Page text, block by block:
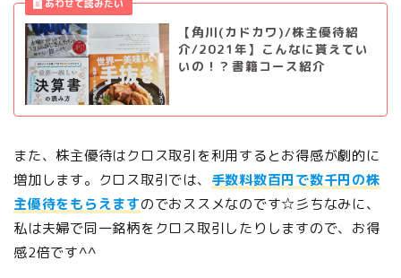
【角川(カドカワ)/株主優待紹
介/2021年】こんなに貰えてい
いの！？書籍コース紹介
また、株主優待はクロス取引を利用するとお得感が劇的に
増加します。クロス取引では、 手数料数百円で数千円の株
主優待をもらえますのでおススメなのです☆彡ちなみに、
私は夫婦で同一銘柄をクロス取引したりしますので、お得
感2倍です^^